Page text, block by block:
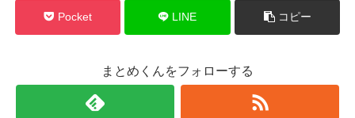
Pocket LINE コピー
まとめくんをフォローする